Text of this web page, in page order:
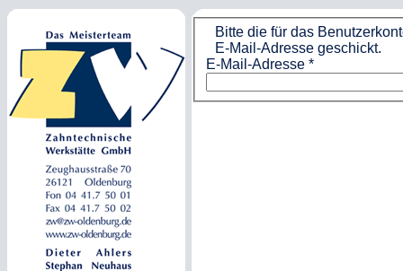
Bitte die für das
E-Mail-Adresse geschickt.
E-Mail-Adresse*